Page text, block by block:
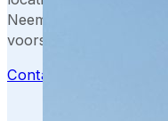
Neem contact met
voorstel.
Contact opnemen